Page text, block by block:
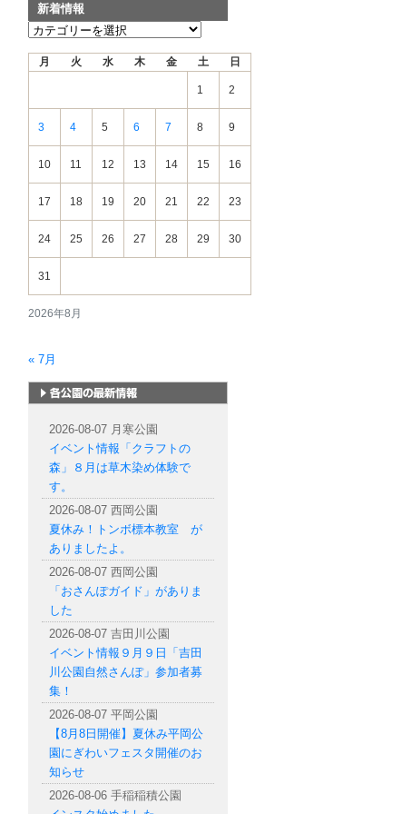
新着情報
新
2026年8月
月 火 水 木 金 土 日
1 2
3 4 5 6 7 8 9
10 11 12 13 14 15 16
17 18 19 20 21 22 23
24 25 26 27 28 29 30
31
« 7月
2026-08-07 月寒公園
イベント情報「クラフトの
森」８月は草木染め体験で
す。
2026-08-07 西岡公園
夏休み！トンボ標本教室 が
ありましたよ。
2026-08-07 西岡公園
「おさんぽガイド」がありま
した
2026-08-07 吉田川公園
イベント情報９月９日「吉田
川公園自然さんぽ」参加者募
集！
2026-08-07 平岡公園
【8月8日開催】夏休み平岡公
園にぎわいフェスタ開催のお
知らせ
2026-08-06 手稲稲積公園